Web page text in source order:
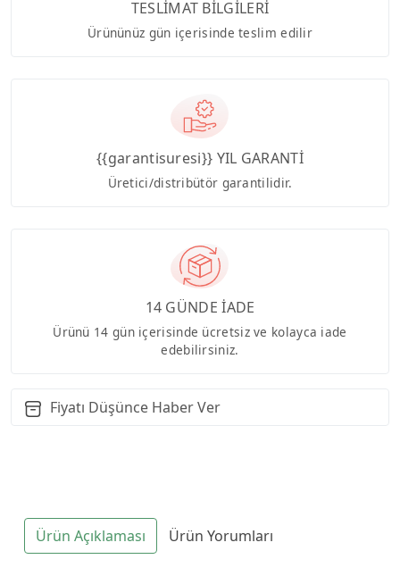
TESLİMAT BİLGİLERİ
Ürününüz gün içerisinde teslim edilir
{{garantisuresi}} YIL GARANTİ
Üretici/distribütör garantilidir.
14 GÜNDE İADE
Ürünü 14 gün içerisinde ücretsiz ve kolayca iade
edebilirsiniz.
Fiyatı Düşünce Haber Ver
Ürün Açıklaması Ürün Yorumları